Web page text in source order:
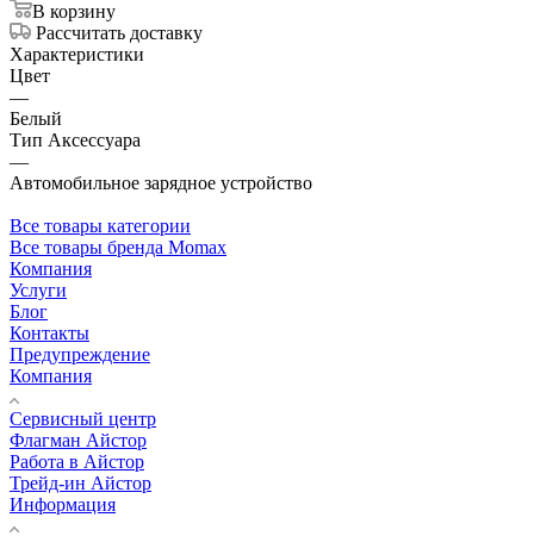
В корзину
Рассчитать доставку
Характеристики
Цвет
—
Белый
Тип Аксессуара
—
Автомобильное зарядное устройство
Все товары категории
Все товары бренда Momax
Компания
Услуги
Блог
Контакты
Предупреждение
Компания
Сервисный центр
Флагман Айстор
Работа в Айстор
Трейд-ин Айстор
Информация